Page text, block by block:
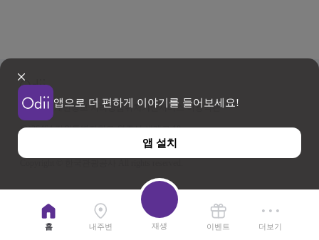
앱으로 더 편하게 이야기를 들어보세요!
앱 설치
이용약관 개인정보 처리방침위치기반서비스 이용약관
우)26464 강원특별자치도 원주시 세계로 10
사업자등록번호 202-81-50707 TEL : 033-738-3000
홈 내주변 재생 이벤트 더보기